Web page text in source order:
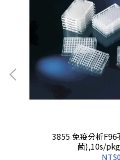
3855 免疫分析
菌),10s/
NT$0